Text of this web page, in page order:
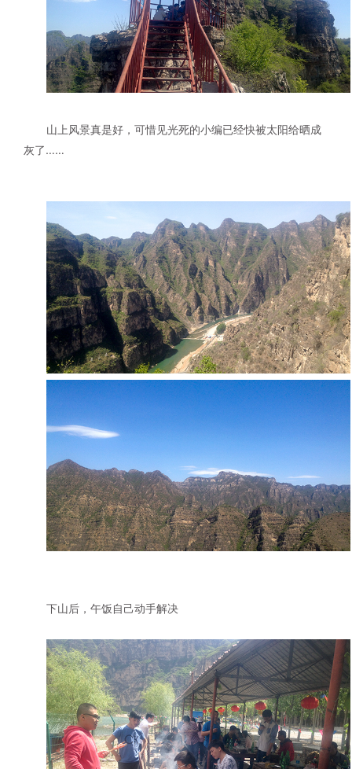
山上风景真是好，可惜见光死的小编已经快被太阳给晒成
灰了……
下山后，午饭自己动手解决